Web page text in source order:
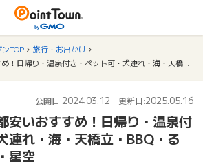
TOP
旅行・お出かけ
公開日:2024.03.12 更新日:2025.05.16
安いおすすめ！日帰り・温泉付
連れ・海・天橋立・BBQ・る
星空